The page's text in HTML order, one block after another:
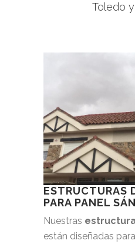
Toledo
ESTRUCTURAS
PARA PANEL
Nuestras
están diseñadas